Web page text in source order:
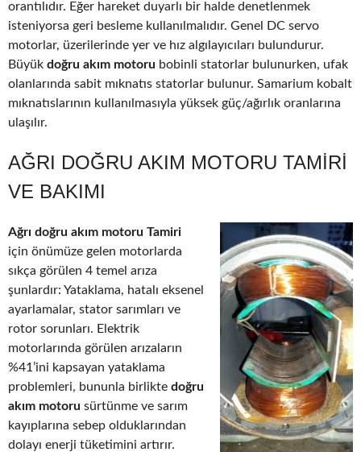
orantılıdır. Eğer hareket duyarlı bir halde denetlenmek
isteniyorsa geri besleme kullanılmalıdır. Genel DC servo
motorlar, üzerilerinde yer ve hız algılayıcıları bulundurur.
Büyük doğru akım motoru bobinli statorlar bulunurken, ufak
olanlarında sabit mıknatıs statorlar bulunur. Samarium kobalt
mıknatıslarının kullanılmasıyla yüksek güç/ağırlık oranlarına
ulaşılır.
AĞRI DOĞRU AKIM MOTORU TAMIRI
VE BAKIMI
Ağrı doğru akım motoru Tamiri
için önümüze gelen motorlarda
sıkça görülen 4 temel arıza
şunlardır: Yataklama, hatalı eksenel
ayarlamalar, stator sarımları ve
rotor sorunları. Elektrik
motorlarında görülen arızaların
%41’ini kapsayan yataklama
problemleri, bununla birlikte doğru
akım motoru sürtünme ve sarım
kayıplarına sebep olduklarından
dolayı enerji tüketimini artırır.